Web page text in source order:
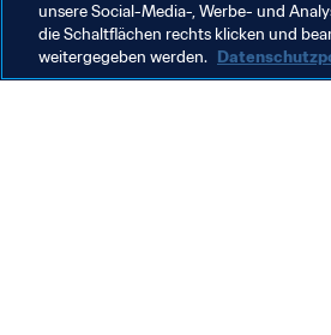
unsere Social-Media-, Werbe- und
die Schaltflächen rechts klicken und
weitergegeben werden.